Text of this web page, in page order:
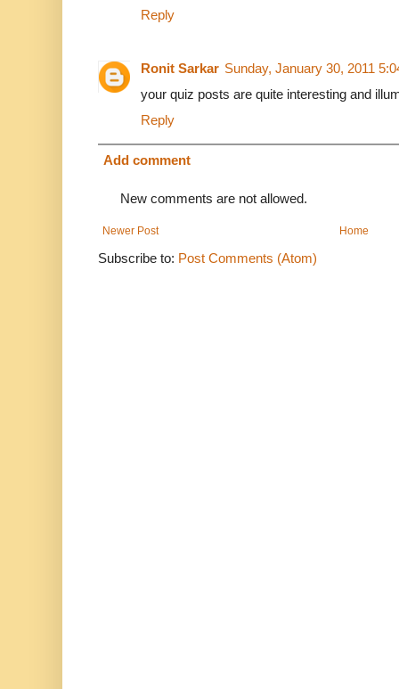
Reply
Ronit Sarkar Sunday, January 30, 2011
your quiz posts are quite interesting and
Reply
Add comment
New comments are not allowed.
Newer Post Home
Subscribe to: Post Comments (Atom)